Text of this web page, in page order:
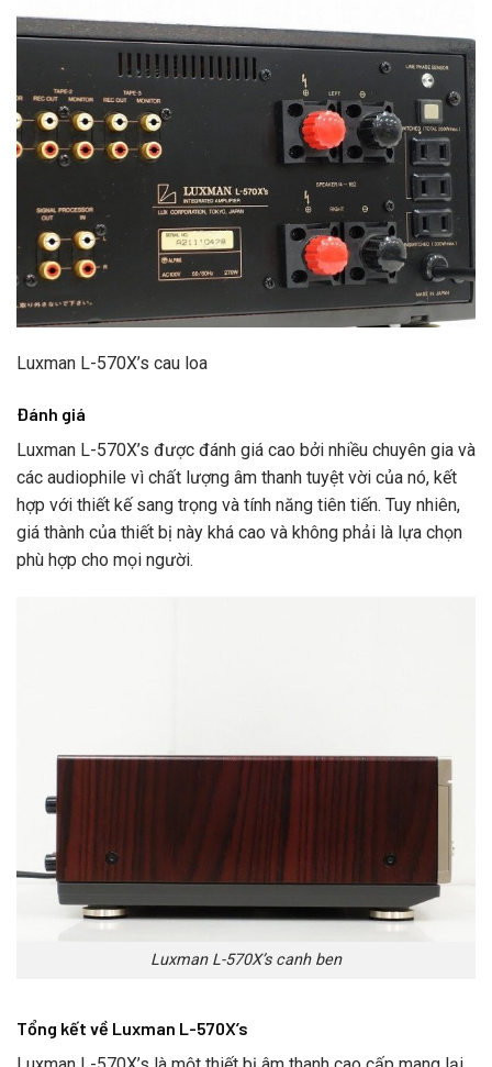
Luxman L-570X’s cau loa
Đánh giá
Luxman L-570X’s được đánh giá cao bởi nhiều chuyên gia và
các audiophile vì chất lượng âm thanh tuyệt vời của nó, kết
hợp với thiết kế sang trọng và tính năng tiên tiến. Tuy nhiên,
giá thành của thiết bị này khá cao và không phải là lựa chọn
phù hợp cho mọi người.
Luxman L-570X’s canh ben
Tổng kết về Luxman L-570X’s